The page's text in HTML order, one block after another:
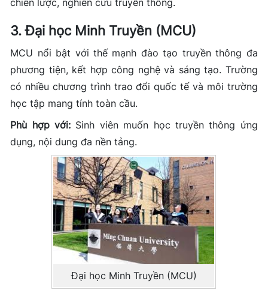
3. Đại học Minh Truyền (MCU)
MCU nổi bật với thế mạnh đào tạo truyền thông đa
phương tiện, kết hợp công nghệ và sáng tạo. Trường
có nhiều chương trình trao đổi quốc tế và môi trường
học tập mang tính toàn cầu.
Phù hợp với: Sinh viên muốn học truyền thông ứng
dụng, nội dung đa nền tảng.
Đại học Minh Truyền (MCU)